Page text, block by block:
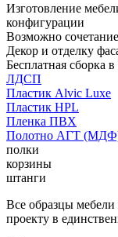
Изготовление
конфигурации
Возможно
Декор и отделку
Бесплатная сборка
ЛДСП
Пластик Alvic Luxe
Пластик HPL
Пленка ПВХ
Полотно АГТ
полки
корзины
штанги
Все образцы
проекту в